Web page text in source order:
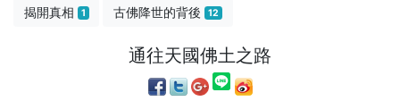
揭開真相 1 古佛降世的背後 12
通往天國佛土之路